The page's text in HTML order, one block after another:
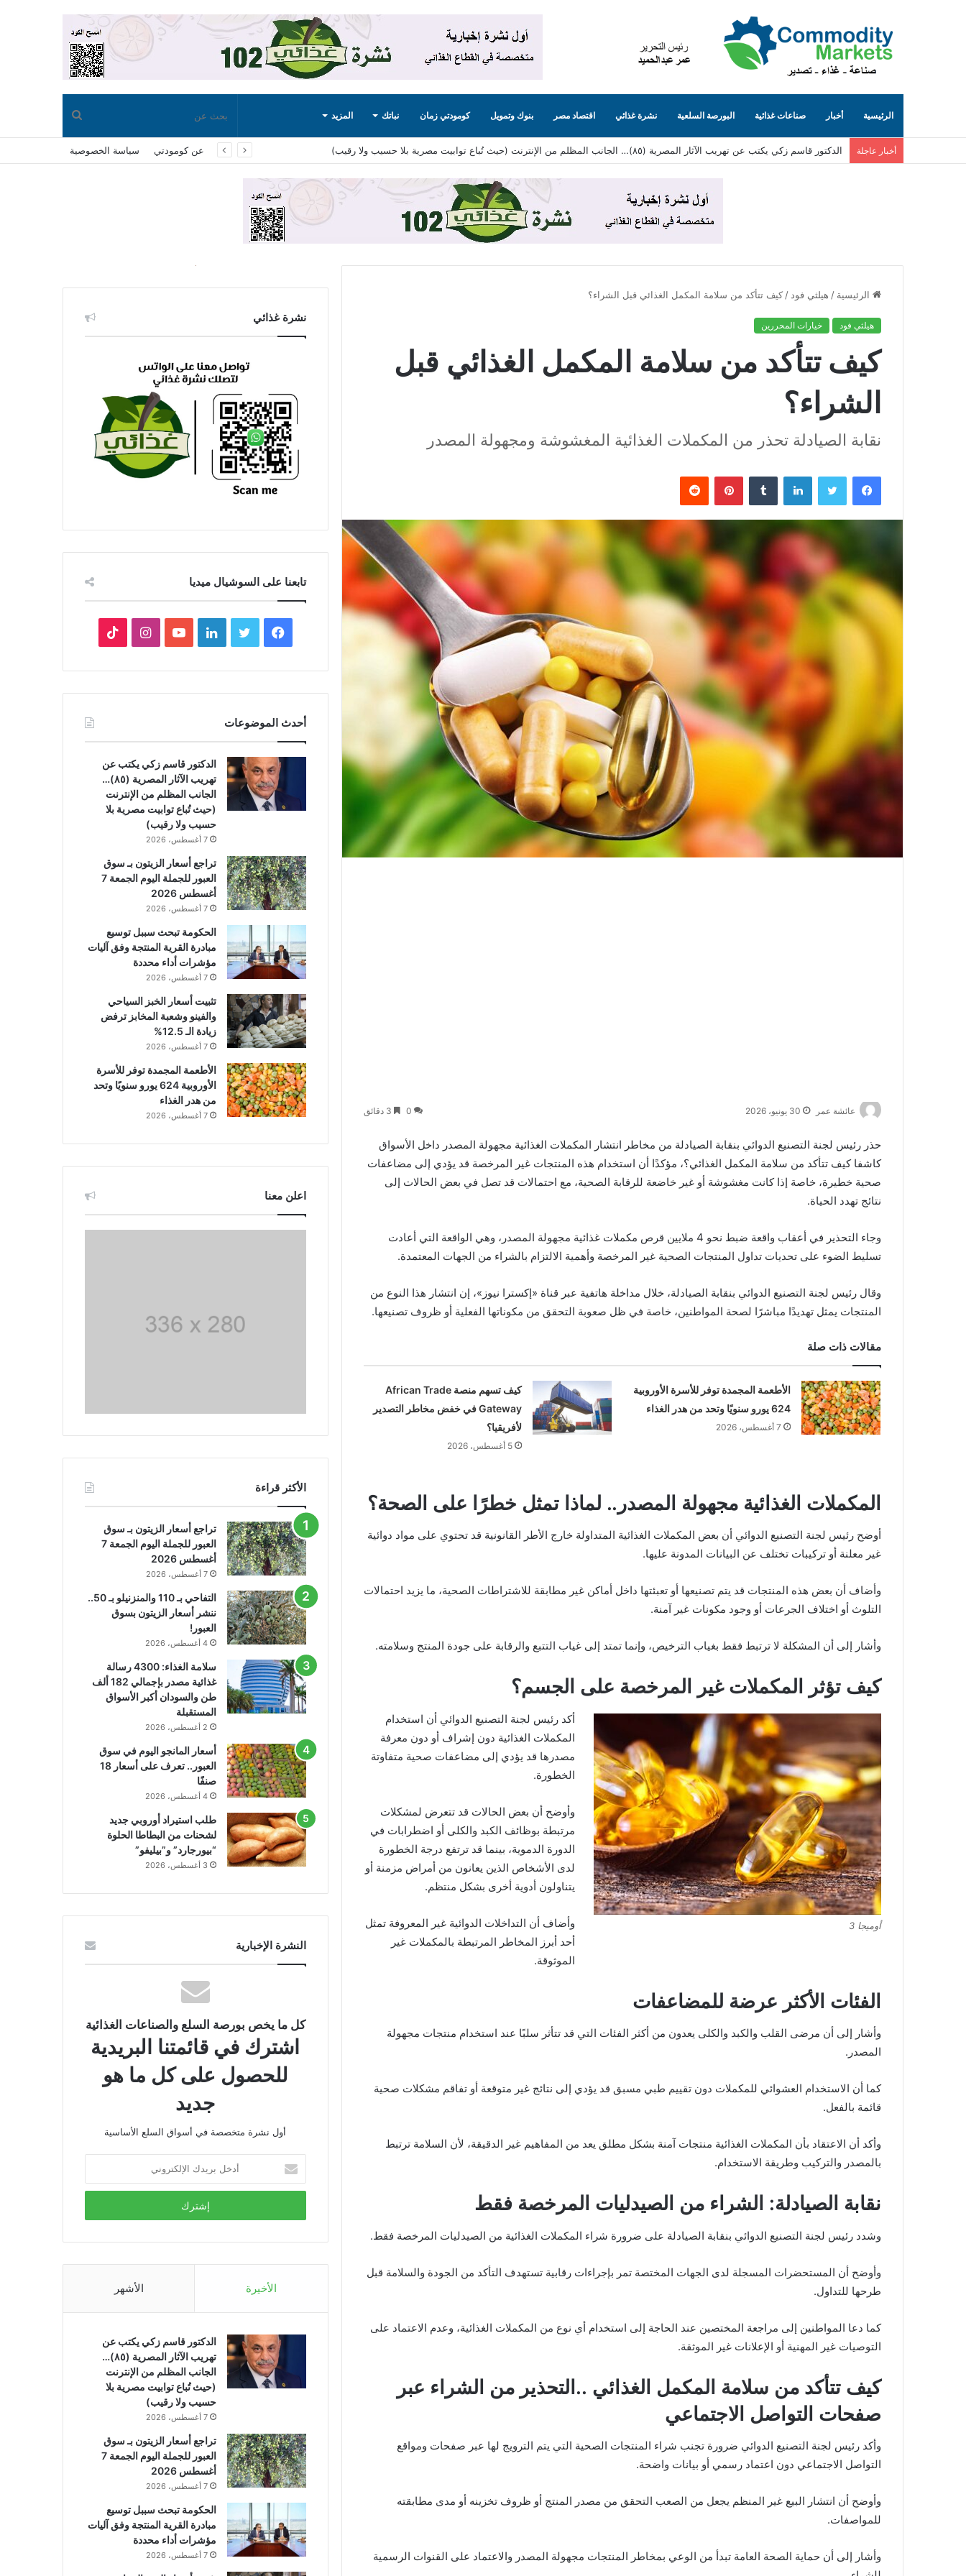
الرئيسية أخبار صناعات غذائية البورصة السلعية نشرة غذائي اقتصاد مصر بنوك وتمويل كومودتي زمان نباتك المزيد بحث
عن
أخبار عاجلة الدكتور قاسم زكي يكتب عن تهريب الآثار المصرية (٨٥)… الجانب المظلم من الإنترنت (حيث تُباع توابيت مصرية بلا حسيب ولا رقيب) عن كومودتي سياسة الخصوصية
الرئيسية / هيلثي فود / كيف تتأكد من سلامة المكمل الغذائي قبل الشراء؟
هيلثي فود خيارات المحررين
كيف تتأكد من سلامة المكمل الغذائي قبل
الشراء؟
نقابة الصيادلة تحذر من المكملات الغذائية المغشوشة ومجهولة المصدر
فيسبوك تويتر لينكدإن بينتيريست
عائشة عمر 30 يونيو، 2026 0
حذر رئيس لجنة التصنيع الدوائي بنقابة الصيادلة من مخاطر انتشار المكملات الغذائية مجهولة المصدر داخل الأسواق
كاشفا كيف تتأكد من سلامة المكمل الغذائي؟، مؤكدًا أن استخدام هذه المنتجات غير المرخصة قد يؤدي إلى مضاعفات
صحية خطيرة، خاصة إذا كانت مغشوشة أو غير خاضعة للرقابة الصحية، مع احتمالات قد تصل في بعض الحالات إلى
نتائج تهدد الحياة.
وجاء التحذير في أعقاب واقعة ضبط نحو 4 ملايين قرص مكملات غذائية مجهولة المصدر، وهي الواقعة التي أعادت
تسليط الضوء على تحديات تداول المنتجات الصحية غير المرخصة وأهمية الالتزام بالشراء من الجهات المعتمدة.
وقال رئيس لجنة التصنيع الدوائي بنقابة الصيادلة، خلال مداخلة هاتفية عبر قناة «إكسترا نيوز»، إن انتشار هذا النوع من
المنتجات يمثل تهديدًا مباشرًا لصحة المواطنين، خاصة في ظل صعوبة التحقق من مكوناتها الفعلية أو ظروف تصنيعها.
مقالات ذات صلة
الأطعمة المجمدة توفر للأسرة الأوروبية
624 يورو سنويًا وتحد من هدر الغذاء
7 أغسطس، 2026
كيف تسهم منصة African Trade
Gateway في خفض مخاطر التصدير
لأفريقيا؟
5 أغسطس، 2026
المكملات الغذائية مجهولة المصدر.. لماذا تمثل خطرًا على الصحة؟
أوضح رئيس لجنة التصنيع الدوائي أن بعض المكملات الغذائية المتداولة خارج الأطر القانونية قد تحتوي على مواد دوائية
غير معلنة أو تركيبات تختلف عن البيانات المدونة عليها.
وأضاف أن بعض هذه المنتجات قد يتم تصنيعها أو تعبئتها داخل أماكن غير مطابقة للاشتراطات الصحية، ما يزيد احتمالات
التلوث أو اختلاف الجرعات أو وجود مكونات غير آمنة.
وأشار إلى أن المشكلة لا ترتبط فقط بغياب الترخيص، وإنما تمتد إلى غياب التتبع والرقابة على جودة المنتج وسلامته.
كيف تؤثر المكملات غير المرخصة على الجسم؟
أوميجا 3
أكد رئيس لجنة التصنيع الدوائي أن استخدام
المكملات الغذائية دون إشراف أو دون معرفة
مصدرها قد يؤدي إلى مضاعفات صحية متفاوتة
الخطورة.
وأوضح أن بعض الحالات قد تتعرض لمشكلات
مرتبطة بوظائف الكبد والكلى أو اضطرابات في
الدورة الدموية، بينما قد ترتفع درجة الخطورة
لدى الأشخاص الذين يعانون من أمراض مزمنة أو
يتناولون أدوية أخرى بشكل منتظم.
وأضاف أن التداخلات الدوائية غير المعروفة تمثل
أحد أبرز المخاطر المرتبطة بالمكملات غير
الموثوقة.
الفئات الأكثر عرضة للمضاعفات
وأشار إلى أن مرضى القلب والكبد والكلى يعدون من أكثر الفئات التي قد تتأثر سلبًا عند استخدام منتجات مجهولة
المصدر.
كما أن الاستخدام العشوائي للمكملات دون تقييم طبي مسبق قد يؤدي إلى نتائج غير متوقعة أو تفاقم مشكلات صحية
قائمة بالفعل.
وأكد أن الاعتقاد بأن المكملات الغذائية منتجات آمنة بشكل مطلق يعد من المفاهيم غير الدقيقة، لأن السلامة ترتبط
بالمصدر والتركيب وطريقة الاستخدام.
نقابة الصيادلة: الشراء من الصيدليات المرخصة فقط
وشدد رئيس لجنة التصنيع الدوائي بنقابة الصيادلة على ضرورة شراء المكملات الغذائية من الصيدليات المرخصة فقط.
وأوضح أن المستحضرات المسجلة لدى الجهات المختصة تمر بإجراءات رقابية تستهدف التأكد من الجودة والسلامة قبل
طرحها للتداول.
كما دعا المواطنين إلى مراجعة المختصين عند الحاجة إلى استخدام أي نوع من المكملات الغذائية، وعدم الاعتماد على
التوصيات غير المهنية أو الإعلانات غير الموثقة.
كيف تتأكد من سلامة المكمل الغذائي ..التحذير من الشراء عبر
صفحات التواصل الاجتماعي
وأكد رئيس لجنة التصنيع الدوائي ضرورة تجنب شراء المنتجات الصحية التي يتم الترويج لها عبر صفحات ومواقع
التواصل الاجتماعي دون اعتماد رسمي أو بيانات واضحة.
وأوضح أن انتشار البيع غير المنظم يجعل من الصعب التحقق من مصدر المنتج أو ظروف تخزينه أو مدى مطابقته
للمواصفات.
وأشار إلى أن حماية الصحة العامة تبدأ من الوعي بمخاطر المنتجات مجهولة المصدر والاعتماد على القنوات الرسمية
نشرة غذائي
تابعنا على السوشيال ميديا
فيسبوكتويتر لينكدإنيوتيوبانستقرام
أحدث الموضوعات
الدكتور قاسم زكي يكتب عن
تهريب الآثار المصرية (٨٥)…
الجانب المظلم من الإنترنت
(حيث تُباع توابيت مصرية بلا
حسيب ولا رقيب)
7 أغسطس، 2026
تراجع أسعار الزيتون بـ سوق
العبور للجملة اليوم الجمعة 7
أغسطس 2026
7 أغسطس، 2026
الحكومة تبحث سببل توسيع
مبادرة القرية المنتجة وفق آليات
مؤشرات أداء محددة
7 أغسطس، 2026
تثبيت أسعار الخبز السياحي
والفينو وشعبة المخابز ترفض
زيادة الـ 12.5%
7 أغسطس، 2026
الأطعمة المجمدة توفر للأسرة
الأوروبية 624 يورو سنويًا وتحد
من هدر الغذاء
7 أغسطس، 2026
اعلن معنا
الأكثر قراءة
تراجع أسعار الزيتون بـ سوق
العبور للجملة اليوم الجمعة 7
أغسطس 2026
7 أغسطس، 2026
التفاحي بـ 110 والمنزنيلو بـ 50..
ننشر أسعار الزيتون بسوق
العبور!
4 أغسطس، 2026
سلامة الغذاء: 4300 رسالة
غذائية مصدر بإجمالي 182 ألف
طن والسودان أكبر الأسواق
المستقبلة
2 أغسطس، 2026
أسعار المانجو اليوم في سوق
العبور.. تعرف على أسعار 18
صنفًا
4 أغسطس، 2026
طلب استيراد أوروبي جديد
لشحنات من البطاطا الحلوة
“بيورجارد” و”بيليفو”
3 أغسطس، 2026
النشرة الإخبارية
كل ما يخص بورصة السلع والصناعات الغذائية
اشترك في قائمتنا البريدية
للحصول على كل ما هو
جديد
أول نشرة متخصصة في أسواق السلع الأساسية
بريدك
الإلكتروني
الأخيرة الأشهر
الدكتور قاسم زكي يكتب عن
تهريب الآثار المصرية (٨٥)…
الجانب المظلم من الإنترنت
(حيث تُباع توابيت مصرية بلا
حسيب ولا رقيب)
7 أغسطس، 2026
تراجع أسعار الزيتون بـ سوق
العبور للجملة اليوم الجمعة 7
أغسطس 2026
7 أغسطس، 2026
الحكومة تبحث سببل توسيع
مبادرة القرية المنتجة وفق آليات
مؤشرات أداء محددة
7 أغسطس، 2026